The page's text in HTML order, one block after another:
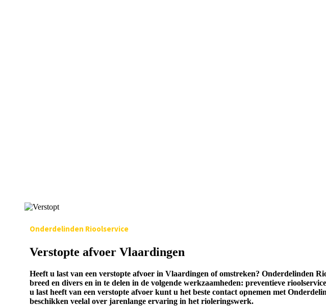
Onderdelinden Rioolservice
Verstopte afvoer Vlaardingen
Heeft u last van een verstopte afvoer in Vlaardingen of omstreken? Onderdelinden
breed en divers en in te delen in de volgende werkzaamheden: preventieve
u last heeft van een verstopte afvoer kunt u het beste contact opnemen met
beschikken veelal over jarenlange ervaring in het rioleringswerk.